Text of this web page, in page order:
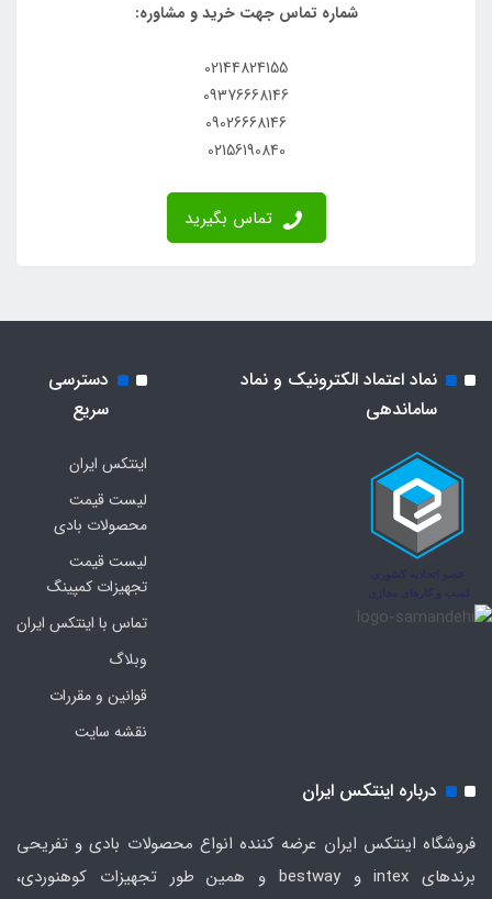
شماره تماس جهت خرید و مشاوره:
02144824155
09376668146
09026668146
02156190840
تماس بگیرید
نماد اعتماد الکترونیک و نماد
ساماندهی
دسترسی
سریع
اینتکس ایران
لیست قیمت
محصولات بادی
لیست قیمت
تجهیزات کمپینگ
تماس با اینتکس ایران
وبلاگ
قوانین و مقررات
نقشه سایت
درباره اینتکس ایران
فروشگاه اینتکس ایران عرضه کننده انواع محصولات بادی و تفریحی
برندهای intex و bestway و همین طور تجهیزات کوهنوردی،